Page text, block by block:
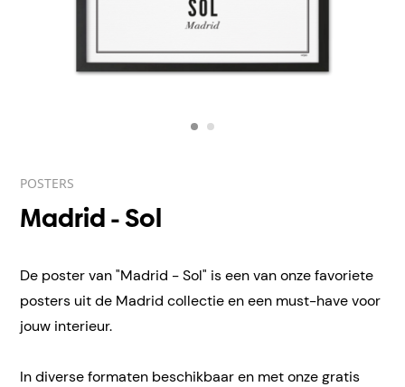
POSTERS
Madrid - Sol
De poster van "Madrid - Sol" is een van onze favoriete
posters uit de Madrid collectie en een must-have voor
jouw interieur.
In diverse formaten beschikbaar en met onze gratis